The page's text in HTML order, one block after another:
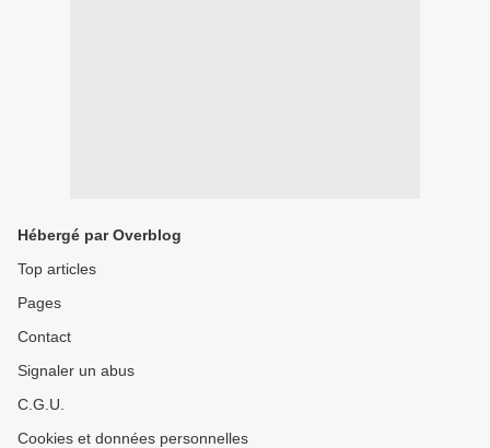
Hébergé par Overblog
Top articles
Pages
Contact
Signaler un abus
C.G.U.
Cookies et données personnelles